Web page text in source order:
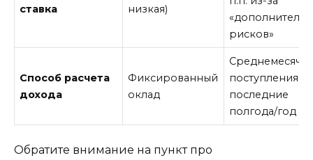
ставка
низкая)
рисков»
Способ расчета
дохода
Фиксированный
оклад
поступления за
последние
полгода/год
Обратите внимание на пункт про